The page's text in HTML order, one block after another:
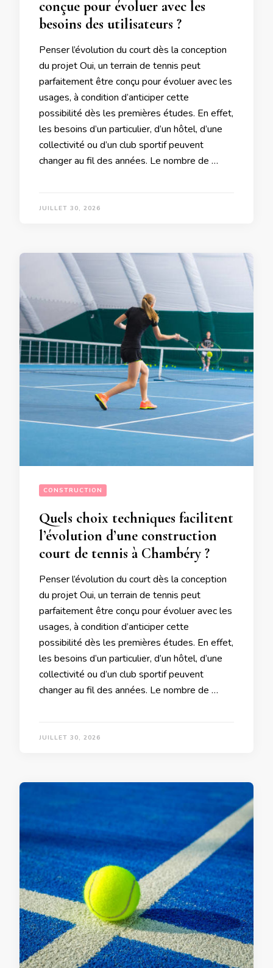
conçue pour évoluer avec les
besoins des utilisateurs ?
Penser l’évolution du court dès la conception
du projet Oui, un terrain de tennis peut
parfaitement être conçu pour évoluer avec les
usages, à condition d’anticiper cette
possibilité dès les premières études. En effet,
les besoins d’un particulier, d’un hôtel, d’une
collectivité ou d’un club sportif peuvent
changer au fil des années. Le nombre de …
JUILLET 30, 2026
CONSTRUCTION
Quels choix techniques facilitent
l’évolution d’une construction
court de tennis à Chambéry ?
Penser l’évolution du court dès la conception
du projet Oui, un terrain de tennis peut
parfaitement être conçu pour évoluer avec les
usages, à condition d’anticiper cette
possibilité dès les premières études. En effet,
les besoins d’un particulier, d’un hôtel, d’une
collectivité ou d’un club sportif peuvent
changer au fil des années. Le nombre de …
JUILLET 30, 2026